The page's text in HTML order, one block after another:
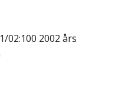
02:100 2002 års